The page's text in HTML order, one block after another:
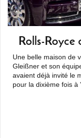
Rolls-
Une belle maison de
Gleißner et son
avaient déjà invité le
pour la dixième fois à